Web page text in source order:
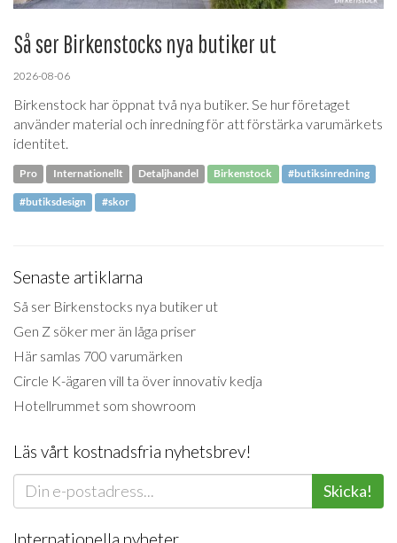
Så ser Birkenstocks nya butiker ut
2026-08-06
Birkenstock har öppnat två nya butiker. Se hur företaget
använder material och inredning för att förstärka varumärkets
identitet.
Pro Internationellt Detaljhandel Birkenstock #butiksinredning
#butiksdesign #skor
Senaste artiklarna
Så ser Birkenstocks nya butiker ut
Gen Z söker mer än låga priser
Här samlas 700 varumärken
Circle K-ägaren vill ta över innovativ kedja
Hotellrummet som showroom
Läs vårt kostnadsfria nyhetsbrev!
Skicka!
Internationella nyheter